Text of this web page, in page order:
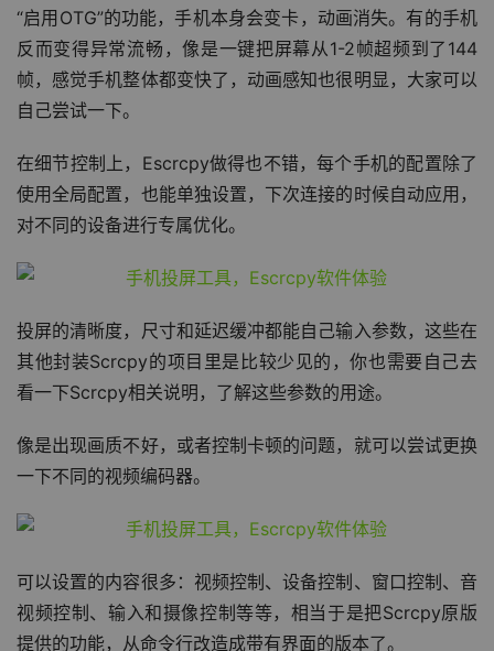
“启用OTG”的功能，手机本身会变卡，动画消失。有的手机
反而变得异常流畅，像是一键把屏幕从1-2帧超频到了144
帧，感觉手机整体都变快了，动画感知也很明显，大家可以
自己尝试一下。
在细节控制上，Escrcpy做得也不错，每个手机的配置除了
使用全局配置，也能单独设置，下次连接的时候自动应用，
对不同的设备进行专属优化。
投屏的清晰度，尺寸和延迟缓冲都能自己输入参数，这些在
其他封装Scrcpy的项目里是比较少见的，你也需要自己去
看一下Scrcpy相关说明，了解这些参数的用途。
像是出现画质不好，或者控制卡顿的问题，就可以尝试更换
一下不同的视频编码器。
可以设置的内容很多：视频控制、设备控制、窗口控制、音
视频控制、输入和摄像控制等等，相当于是把Scrcpy原版
提供的功能，从命令行改造成带有界面的版本了。